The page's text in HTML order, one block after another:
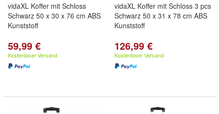
vidaXL Koffer mit Schloss
Schwarz 50 x 30 x 76 cm ABS
Kunststoff
59,99 €
Kostenloser Versand
vidaXL Koffer mit Schloss 3 pcs
Schwarz 50 x 31 x 78 cm ABS
Kunststoff
126,99 €
Kostenloser Versand